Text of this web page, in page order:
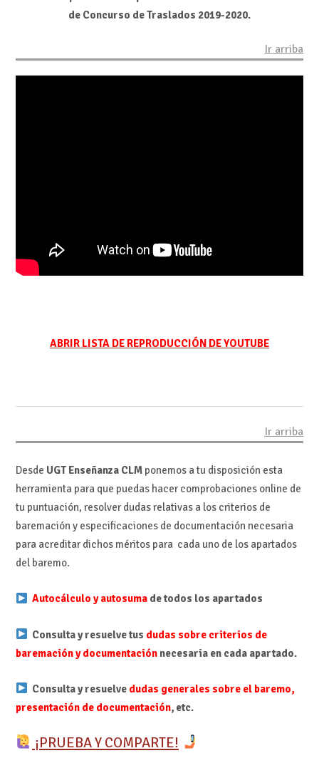
de Concurso de Traslados 2019-2020.
Ir arriba
ABRIR LISTA DE REPRODUCCIÓN DE YOUTUBE
Ir arriba
Desde UGT Enseñanza CLMponemos a tu disposición esta
herramienta para que puedas hacer comprobaciones online de
tu puntuación, resolver dudas relativas a los criterios de
baremación y especificaciones de documentación necesaria
para acreditar dichos méritos para cada uno de los apartados
del baremo.
Autocálculo y autosumade todos los apartados
Consulta y resuelve tus dudas sobre criterios de
baremación y documentaciónnecesaria en cada apartado.
Consulta y resuelve dudas generales sobre el baremo,
presentación de documentación, etc.
¡PRUEBA Y COMPARTE!